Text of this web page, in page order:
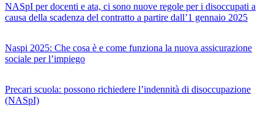
NASpI per docenti e ata, ci sono nuove regole per i disoccupati a
causa della scadenza del contratto a partire dall’1 gennaio 2025
Naspi 2025: Che cosa è e come funziona la nuova assicurazione
sociale per l’impiego
Precari scuola: possono richiedere l’indennità di disoccupazione
(NASpI)